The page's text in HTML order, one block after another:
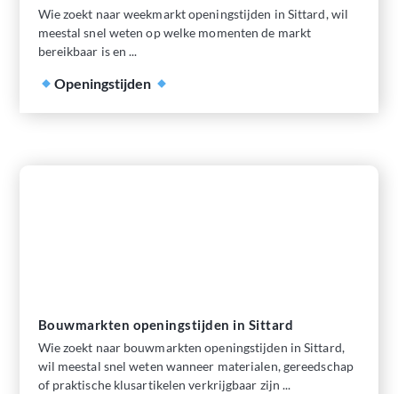
Wie zoekt naar weekmarkt openingstijden in Sittard, wil
meestal snel weten op welke momenten de markt
bereikbaar is en ...
Openingstijden
Bouwmarkten openingstijden in Sittard
Wie zoekt naar bouwmarkten openingstijden in Sittard,
wil meestal snel weten wanneer materialen, gereedschap
of praktische klusartikelen verkrijgbaar zijn ...